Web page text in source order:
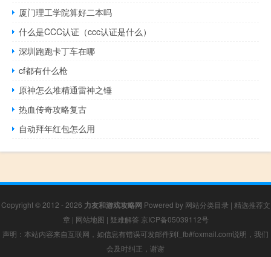
厦门理工学院算好二本吗
什么是CCC认证（ccc认证是什么）
深圳跑跑卡丁车在哪
cf都有什么枪
原神怎么堆精通雷神之锤
热血传奇攻略复古
自动拜年红包怎么用
Copyright © 2012 - 2026 力友和游戏攻略网 Powered by 网站分类目录 | 精选推荐文
章 | 网站地图 | 疑难解答 京ICP备05039112号
声明：本站内容来自互联网，如信息有错误可发邮件到f_fb#foxmail.com说明，我们
会及时纠正，谢谢